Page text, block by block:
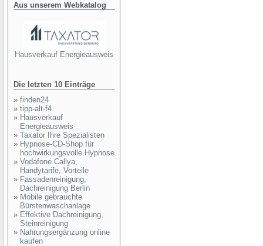
Aus unserem Webkatalog
Hausverkauf Energieausweis
Die letzten 10 Einträge
» finden24
» tipp-alt-f4
» Hausverkauf
Energieausweis
» Taxator Ihre Spezialisten
» Hypnose-CD-Shop für
hochwirkungsvolle Hypnose
» Vodafone Callya,
Handytarife, Vorteile
» Fassadenreinigung,
Dachreinigung Berlin
» Mobile gebrauchte
Bürstenwaschanlage
» Effektive Dachreinigung,
Steinreinigung
» Nahrungsergänzung online
kaufen